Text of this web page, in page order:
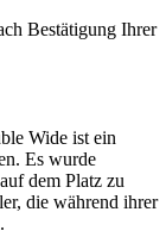
Bestätigung Ihrer
Wide ist ein
Es wurde
dem Platz zu
die während ihrer